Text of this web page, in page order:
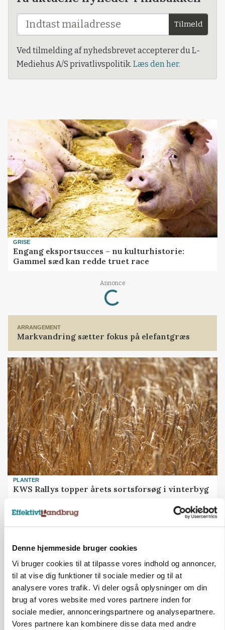
Denne hjemmeside bruger cookies
Vi bruger cookies til at tilpasse vores indhold og annoncer,
til at vise dig funktioner til sociale medier og til at
analysere vores trafik. Vi deler også oplysninger om din
brug af vores website med vores partnere inden for
sociale medier, annonceringspartnere og analysepartnere.
Vores partnere kan kombinere disse data med andre
Tilmeld
Ved tilmelding af nyhedsbrevet accepterer du L-
Mediehus A/S privatlivspolitik. Læs den her.
GRISE
Engang eksportsucces – nu kulturhistorie:
Gammel sæd kan redde truet race
Annonce
Loading...
ARRANGEMENT
Markvandring sætter fokus på elefantgræs
PLANTER
KWS Rallys topper årets sortsforsøg i vinterbyg
Fjerkræbranchen: - Vi forlanger
ens konkurrence- og
produktionsvilkår
LEDER
Det er en uskik at udlægge et